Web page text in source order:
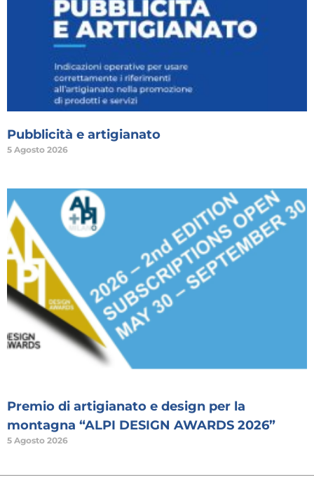
Pubblicità e artigianato
5 Agosto 2026
Premio di artigianato e design per la
montagna “ALPI DESIGN AWARDS 2026”
5 Agosto 2026